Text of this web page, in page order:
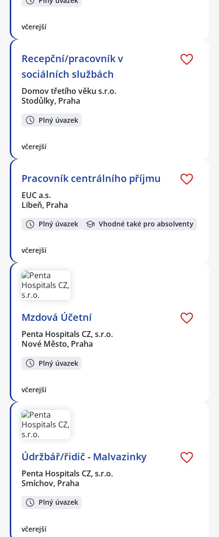
včerejší
Recepční/pracovník v
sociálních službách
Domov třetího věku s.r.o.
Stodůlky, Praha
Plný úvazek
včerejší
Pracovník centrálního příjmu
EUC a.s.
Libeň, Praha
Plný úvazek Vhodné také pro absolventy
včerejší
Mzdová Účetní
Penta Hospitals CZ, s.r.o.
Nové Město, Praha
Plný úvazek
včerejší
Údržbář/řidič - Malvazinky
Penta Hospitals CZ, s.r.o.
Smíchov, Praha
Plný úvazek
včerejší